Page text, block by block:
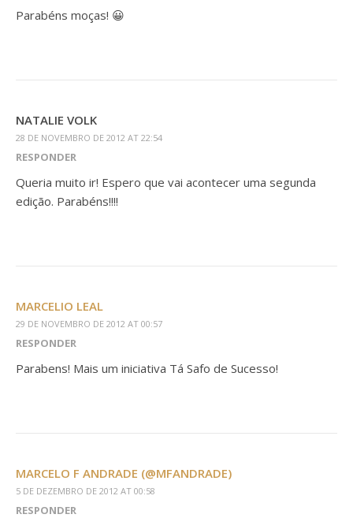
Parabéns moças! 😀
NATALIE VOLK
28 DE NOVEMBRO DE 2012 AT 22:54
RESPONDER
Queria muito ir! Espero que vai acontecer uma segunda
edição. Parabéns!!!!
MARCELIO LEAL
29 DE NOVEMBRO DE 2012 AT 00:57
RESPONDER
Parabens! Mais um iniciativa Tá Safo de Sucesso!
MARCELO F ANDRADE (@MFANDRADE)
5 DE DEZEMBRO DE 2012 AT 00:58
RESPONDER